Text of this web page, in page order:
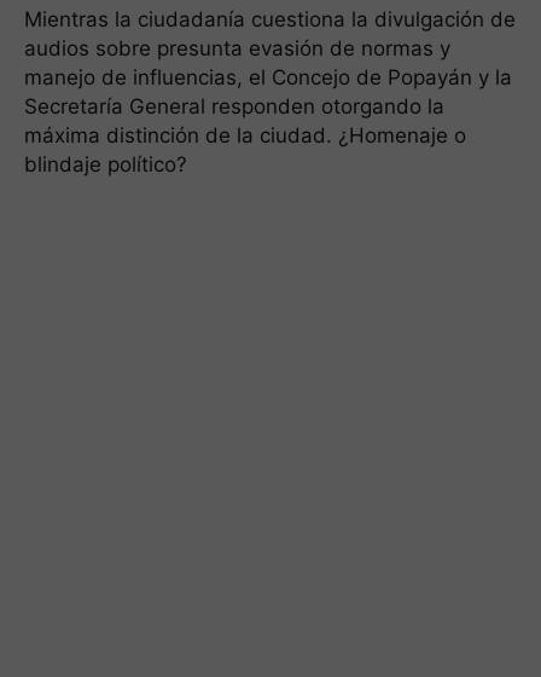
Mientras la ciudadanía cuestiona la divulgación de
audios sobre presunta evasión de normas y
manejo de influencias, el Concejo de Popayán y la
Secretaría General responden otorgando la
máxima distinción de la ciudad. ¿Homenaje o
blindaje político?